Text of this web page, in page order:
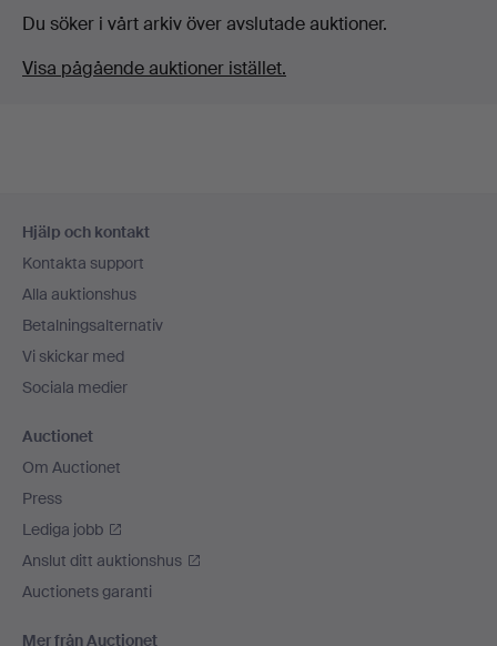
Du söker i vårt arkiv över avslutade auktioner.
Visa pågående auktioner istället.
Hjälp och kontakt
Kontakta support
Alla auktionshus
Betalningsalternativ
Vi skickar med
Sociala medier
Auctionet
Om Auctionet
Press
Lediga jobb
Anslut ditt auktionshus
Auctionets garanti
Mer från Auctionet